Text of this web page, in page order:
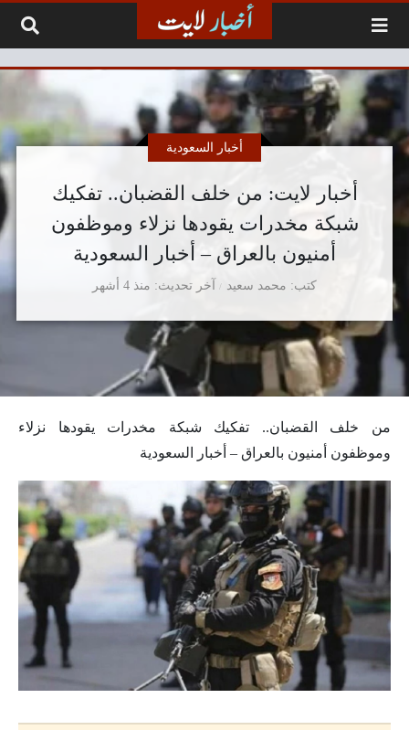
أخبار لايت: من خلف القضبان.. تفكيك
شبكة مخدرات يقودها نزلاء وموظفون
أمنيون بالعراق – أخبار السعودية
كتب محمد سعيد
أخبار السعودية
آخر تحديث منذ 4 أشهر
من خلف القضبان.. تفكيك شبكة مخدرات يقودها نزلاء
وموظفون أمنيون بالعراق – أخبار السعودية